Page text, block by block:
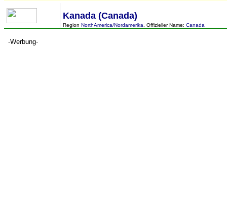
Kanada (Canada)
Region NorthAmerica/Nordamerika , Offizieller Name: Canada
-Werbung-